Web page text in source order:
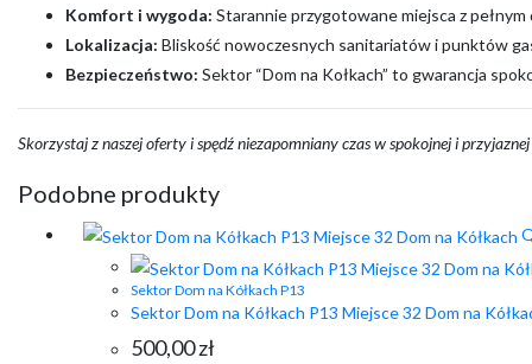
Komfort i wygoda: Starannie przygotowane miejsca z
Lokalizacja: Bliskość nowoczesnych sanitariatów i punktów
Bezpieczeństwo: Sektor “Dom na Kołkach” to gwarancja
Skorzystaj z naszej oferty i spędź niezapomniany czas w spokojnej i
Podobne produkty
Sektor Dom na Kółkach P13
Sektor Dom na Kółkach P13 Miejsce 32 Dom na
500,00zł